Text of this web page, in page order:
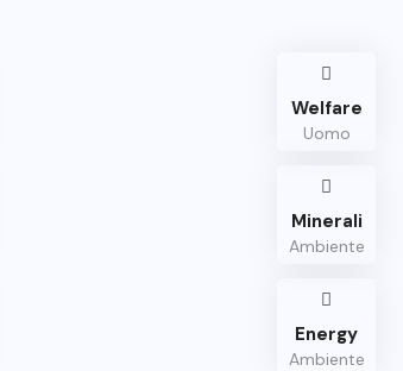
Welfare
Uomo
Minerali
Ambiente
Energy
Ambiente